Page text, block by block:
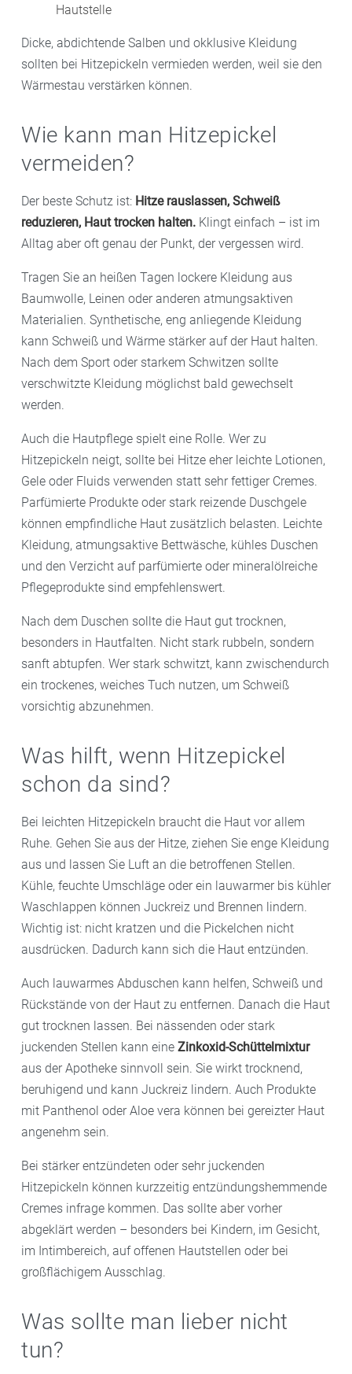
Hautstelle
Dicke, abdichtende Salben und okklusive Kleidung
sollten bei Hitzepickeln vermieden werden, weil sie den
Wärmestau verstärken können.
Wie kann man Hitzepickel
vermeiden?
Der beste Schutz ist: Hitze rauslassen, Schweiß
reduzieren, Haut trocken halten. Klingt einfach – ist im
Alltag aber oft genau der Punkt, der vergessen wird.
Tragen Sie an heißen Tagen lockere Kleidung aus
Baumwolle, Leinen oder anderen atmungsaktiven
Materialien. Synthetische, eng anliegende Kleidung
kann Schweiß und Wärme stärker auf der Haut halten.
Nach dem Sport oder starkem Schwitzen sollte
verschwitzte Kleidung möglichst bald gewechselt
werden.
Auch die Hautpflege spielt eine Rolle. Wer zu
Hitzepickeln neigt, sollte bei Hitze eher leichte Lotionen,
Gele oder Fluids verwenden statt sehr fettiger Cremes.
Parfümierte Produkte oder stark reizende Duschgele
können empfindliche Haut zusätzlich belasten. Leichte
Kleidung, atmungsaktive Bettwäsche, kühles Duschen
und den Verzicht auf parfümierte oder mineralölreiche
Pflegeprodukte sind empfehlenswert.
Nach dem Duschen sollte die Haut gut trocknen,
besonders in Hautfalten. Nicht stark rubbeln, sondern
sanft abtupfen. Wer stark schwitzt, kann zwischendurch
ein trockenes, weiches Tuch nutzen, um Schweiß
vorsichtig abzunehmen.
Was hilft, wenn Hitzepickel
schon da sind?
Bei leichten Hitzepickeln braucht die Haut vor allem
Ruhe. Gehen Sie aus der Hitze, ziehen Sie enge Kleidung
aus und lassen Sie Luft an die betroffenen Stellen.
Kühle, feuchte Umschläge oder ein lauwarmer bis kühler
Waschlappen können Juckreiz und Brennen lindern.
Wichtig ist: nicht kratzen und die Pickelchen nicht
ausdrücken. Dadurch kann sich die Haut entzünden.
Auch lauwarmes Abduschen kann helfen, Schweiß und
Rückstände von der Haut zu entfernen. Danach die Haut
gut trocknen lassen. Bei nässenden oder stark
juckenden Stellen kann eine Zinkoxid-Schüttelmixtur
aus der Apotheke sinnvoll sein. Sie wirkt trocknend,
beruhigend und kann Juckreiz lindern. Auch Produkte
mit Panthenol oder Aloe vera können bei gereizter Haut
angenehm sein.
Bei stärker entzündeten oder sehr juckenden
Hitzepickeln können kurzzeitig entzündungshemmende
Cremes infrage kommen. Das sollte aber vorher
abgeklärt werden – besonders bei Kindern, im Gesicht,
im Intimbereich, auf offenen Hautstellen oder bei
großflächigem Ausschlag.
Was sollte man lieber nicht
tun?